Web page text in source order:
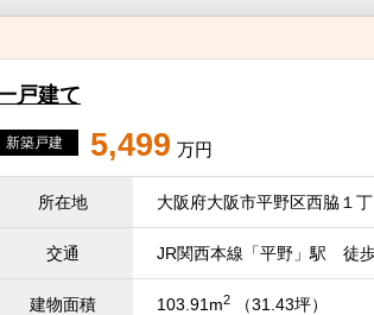
戸建て
新築戸建 5,499 万円
所在地 大阪府大阪市平野区西脇１丁
交通 JR関西本線「平野」駅 徒
建物面積 103.91m2 （31.43坪）